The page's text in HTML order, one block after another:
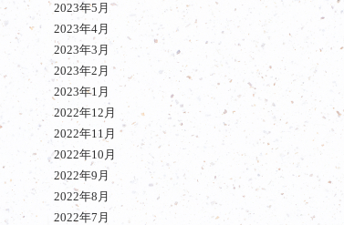
2023年5月
2023年4月
2023年3月
2023年2月
2023年1月
2022年12月
2022年11月
2022年10月
2022年9月
2022年8月
2022年7月